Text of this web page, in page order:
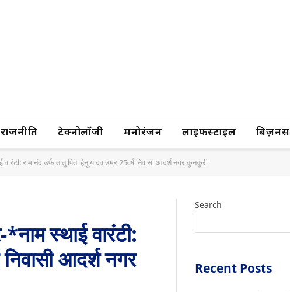
राजनीति टेक्नोलॉजी मनोरंजन लाइफस्टाइल बिज़नस
रामानंद उर्फ तातु पिता हेनू यादव उम्र 25वर्ष निवासी आदर्श नगर कुनकुरी
स्थाई वारंटी:
आदर्श नगर
Search
Recent Posts